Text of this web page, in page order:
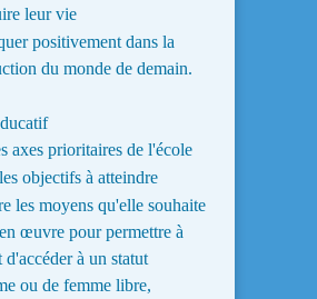
leur vie
positivement dans la
du monde de demain.
axes prioritaires de l'école
objectifs à atteindre
les moyens qu'elle souhaite
œuvre pour permettre à
d'accéder à un statut
ou de femme libre,